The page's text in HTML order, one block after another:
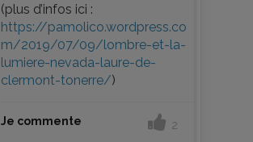
(plus d’infos ici :
https://pamolico.wordpress.co
m/2019/07/09/lombre-et-la-
lumiere-nevada-laure-de-
clermont-tonerre/)
Je commente 2